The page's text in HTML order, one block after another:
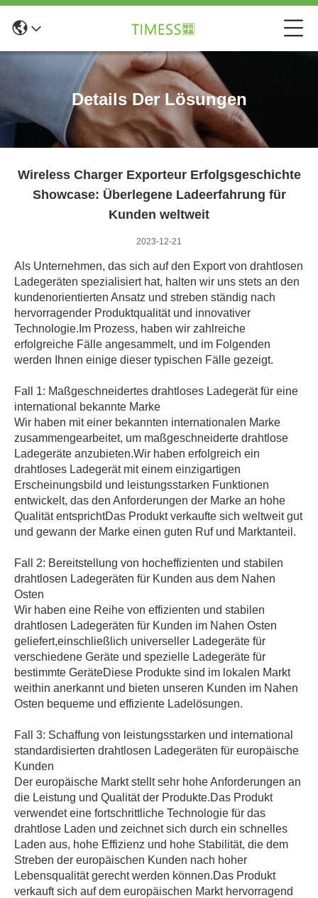
Details Der Lösungen
Wireless Charger Exporteur Erfolgsgeschichte
Showcase: Überlegene Ladeerfahrung für
Kunden weltweit
2023-12-21
Als Unternehmen, das sich auf den Export von drahtlosen
Ladegeräten spezialisiert hat, halten wir uns stets an den
kundenorientierten Ansatz und streben ständig nach
hervorragender Produktqualität und innovativer
Technologie.Im Prozess, haben wir zahlreiche
erfolgreiche Fälle angesammelt, und im Folgenden
werden Ihnen einige dieser typischen Fälle gezeigt.
Fall 1: Maßgeschneidertes drahtloses Ladegerät für eine
international bekannte Marke
Wir haben mit einer bekannten internationalen Marke
zusammengearbeitet, um maßgeschneiderte drahtlose
Ladegeräte anzubieten.Wir haben erfolgreich ein
drahtloses Ladegerät mit einem einzigartigen
Erscheinungsbild und leistungsstarken Funktionen
entwickelt, das den Anforderungen der Marke an hohe
Qualität entsprichtDas Produkt verkaufte sich weltweit gut
und gewann der Marke einen guten Ruf und Marktanteil.
Fall 2: Bereitstellung von hocheffizienten und stabilen
drahtlosen Ladegeräten für Kunden aus dem Nahen
Osten
Wir haben eine Reihe von effizienten und stabilen
drahtlosen Ladegeräten für Kunden im Nahen Osten
geliefert,einschließlich universeller Ladegeräte für
verschiedene Geräte und spezielle Ladegeräte für
bestimmte GeräteDiese Produkte sind im lokalen Markt
weithin anerkannt und bieten unseren Kunden im Nahen
Osten bequeme und effiziente Ladelösungen.
Fall 3: Schaffung von leistungsstarken und international
standardisierten drahtlosen Ladegeräten für europäische
Kunden
Der europäische Markt stellt sehr hohe Anforderungen an
die Leistung und Qualität der Produkte.Das Produkt
verwendet eine fortschrittliche Technologie für das
drahtlose Laden und zeichnet sich durch ein schnelles
Laden aus, hohe Effizienz und hohe Stabilität, die dem
Streben der europäischen Kunden nach hoher
Lebensqualität gerecht werden können.Das Produkt
verkauft sich auf dem europäischen Markt hervorragend